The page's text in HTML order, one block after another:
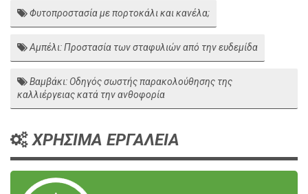
Φυτοπροστασία με πορτοκάλι και κανέλα;
Αμπέλι: Προστασία των σταφυλιών από την ευδεμίδα
Βαμβάκι: Οδηγός σωστής παρακολούθησης της
καλλιέργειας κατά την ανθοφορία
ΧΡΗΣΙΜΑ ΕΡΓΑΛΕΙΑ